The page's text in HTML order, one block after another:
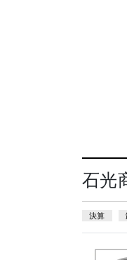
石光
決算